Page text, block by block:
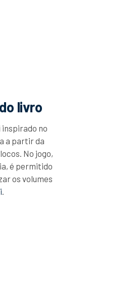
livro
inspirado no
a partir da
No jogo,
é permitido
os volumes
.